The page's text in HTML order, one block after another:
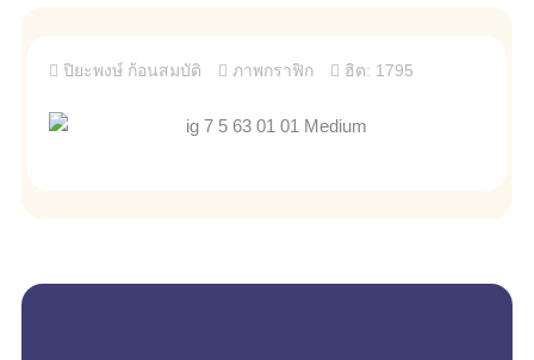
ปิยะพงษ์ ก้อนสมบัติ ภาพกราฟิก ฮิต: 1795